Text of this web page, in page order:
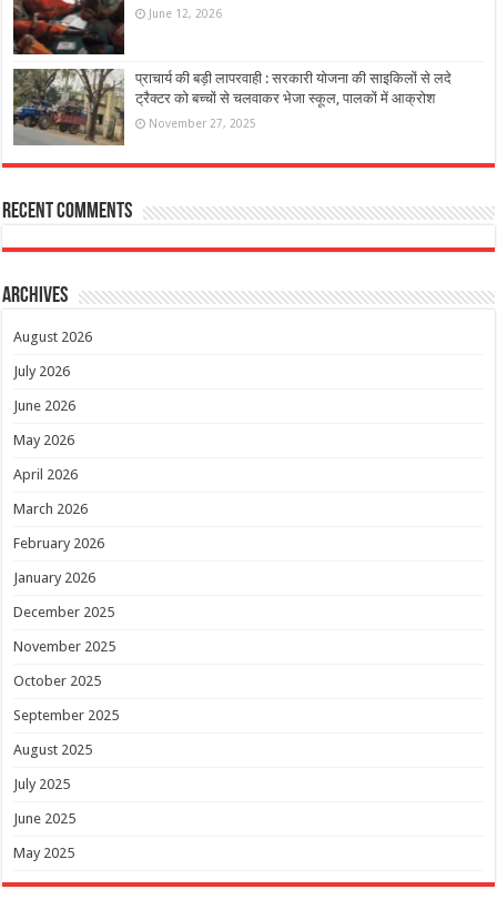
June 12, 2026
प्राचार्य की बड़ी लापरवाही : सरकारी योजना की साइकिलों से लदे
ट्रैक्टर को बच्चों से चलवाकर भेजा स्कूल, पालकों में आक्रोश
November 27, 2025
Recent Comments
Archives
August 2026
July 2026
June 2026
May 2026
April 2026
March 2026
February 2026
January 2026
December 2025
November 2025
October 2025
September 2025
August 2025
July 2025
June 2025
May 2025